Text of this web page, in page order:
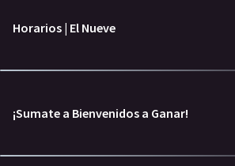
Horarios | El Nueve
¡Sumate a Bienvenidos a Ganar!